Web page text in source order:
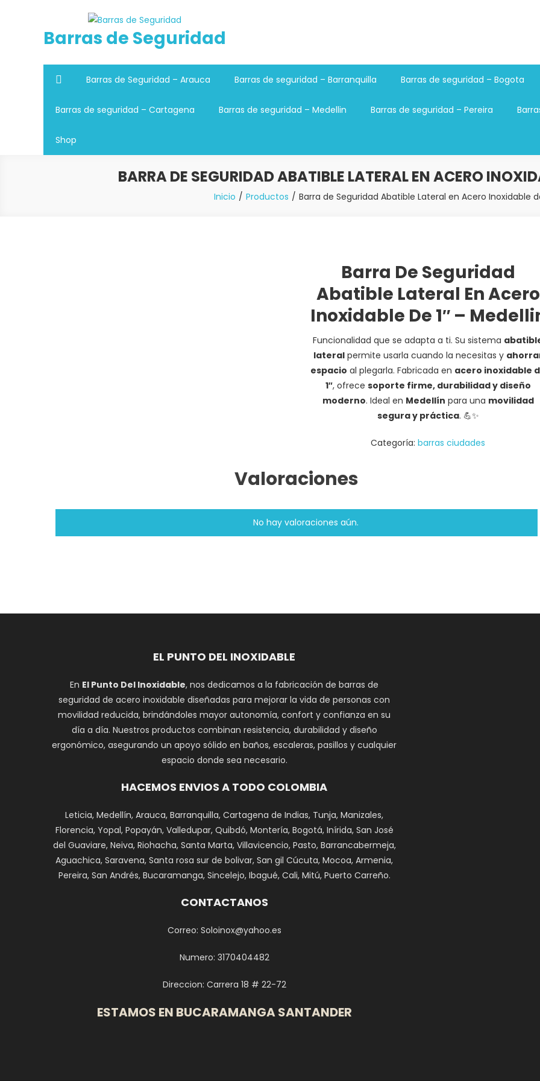
Barras de Seguridad
Barras de Seguridad – Arauca Barras de seguridad – Barranquilla Barras de seguridad – Bogota
Barras de seguridad – Cartagena Barras de seguridad – Medellin Barras de seguridad – Pereira
Shop
BARRA DE SEGURIDAD ABATIBLE LATERAL EN ACERO
Inicio Productos Barra de Seguridad Abatible Lateral en Acero Inoxidable
Barra De Seguridad
Abatible Lateral En Acero
Inoxidable De 1″ –
Funcionalidad que se adapta a ti. Su sistema
lateralpermite usarla cuando la necesitas y
espacio al plegarla. Fabricada en acero inoxidable
1″, ofrece soporte firme, durabilidad y diseño
moderno. Ideal en Medellín para una movilidad
segura y práctica. 💪✨
Categoría:barras ciudades
Valoraciones
No hay valoraciones aún.
EL PUNTO DEL INOXIDABLE
En El Punto Del Inoxidable, nos dedicamos a la fabricación de barras de
seguridad de acero inoxidable diseñadas para mejorar la vida de personas con
movilidad reducida, brindándoles mayor autonomía, confort y confianza en su
día a día. Nuestros productos combinan resistencia, durabilidad y diseño
ergonómico, asegurando un apoyo sólido en baños, escaleras, pasillos y cualquier
espacio donde sea necesario.
HACEMOS ENVIOS A TODO COLOMBIA
Leticia, Medellín, Arauca, Barranquilla, Cartagena de Indias, Tunja, Manizales,
Florencia, Yopal, Popayán, Valledupar, Quibdó, Montería, Bogotá, Inírida, San José
del Guaviare, Neiva, Riohacha, Santa Marta, Villavicencio, Pasto, Barrancabermeja,
Aguachica, Saravena, Santa rosa sur de bolivar, San gil Cúcuta, Mocoa, Armenia,
Pereira, San Andrés, Bucaramanga, Sincelejo, Ibagué, Cali, Mitú, Puerto Carreño.
CONTACTANOS
Correo: Soloinox@yahoo.es
Numero: 3170404482
Direccion: Carrera 18 # 22-72
ESTAMOS EN BUCARAMANGA SANTANDER